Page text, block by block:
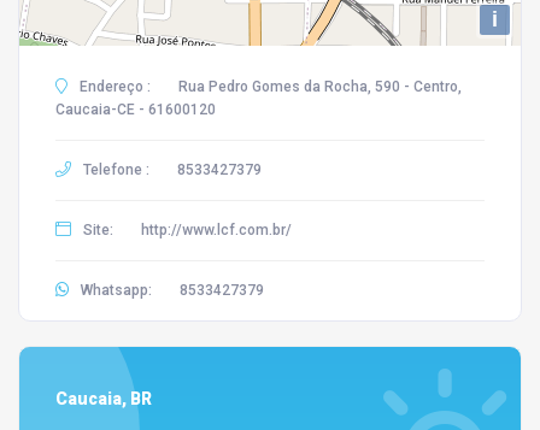
i
Endereço :
Rua Pedro Gomes da Rocha, 590 - Centro,
Caucaia-CE - 61600120
Telefone : 8533427379
Site: http://www.lcf.com.br/
Whatsapp: 8533427379
Caucaia, BR